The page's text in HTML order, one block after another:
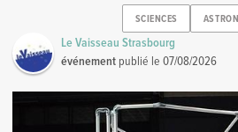
SCIENCES
Le Vaisseau Strasbourg
événement publié le07/08/2026